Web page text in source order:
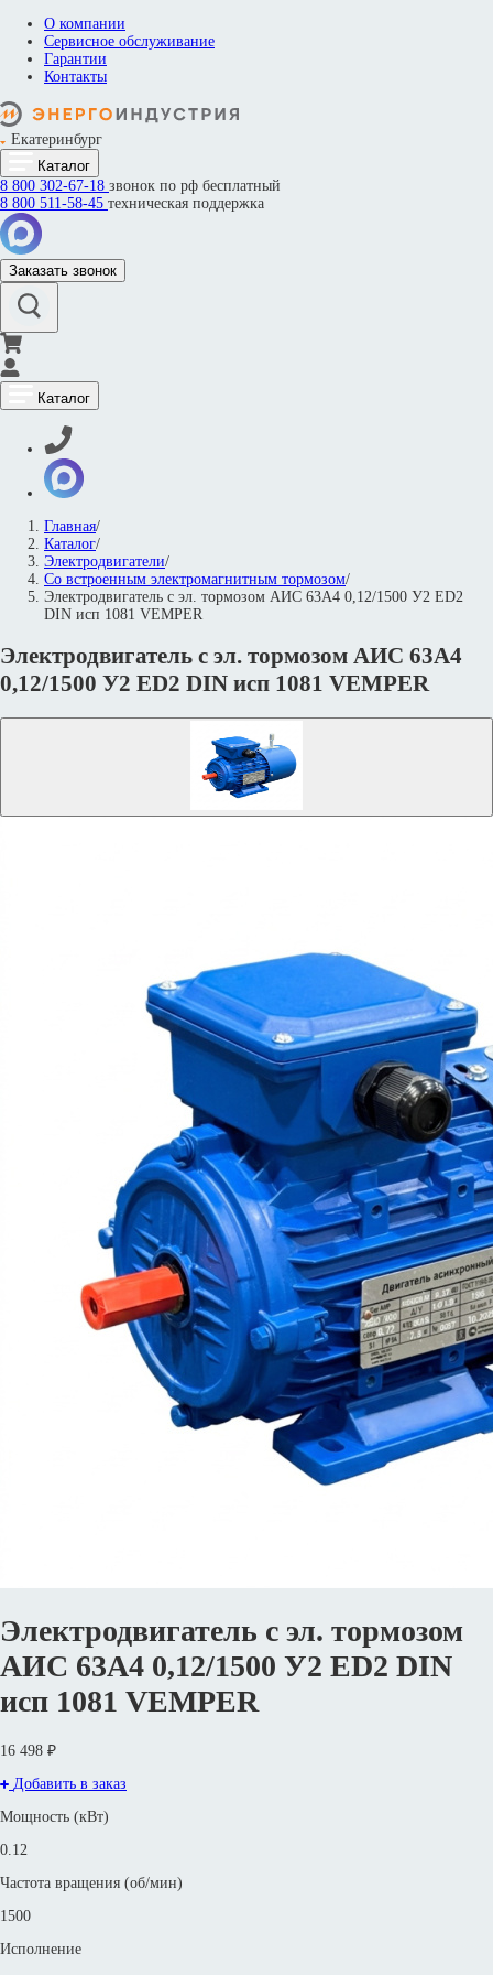
О компании
Сервисное обслуживание
Гарантии
Контакты
Екатеринбург
Каталог
8 800 302-67-18 звонок по рф бесплатный
8 800 511-58-45 техническая поддержка
Заказать звонок
Каталог
Главная/
Каталог/
Электродвигатели/
Со встроенным электромагнитным тормозом/
Электродвигатель с эл. тормозом АИС 63А4 0,12/1500 У2 ED2
DIN исп 1081 VEMPER
Электродвигатель с эл. тормозом АИС 63А4
0,12/1500 У2 ED2 DIN исп 1081 VEMPER
Электродвигатель с эл. тормозом
АИС 63А4 0,12/1500 У2 ED2 DIN
исп 1081 VEMPER
16 498 ₽
Добавить в заказ
Мощность (кВт)
0.12
Частота вращения (об/мин)
1500
Исполнение